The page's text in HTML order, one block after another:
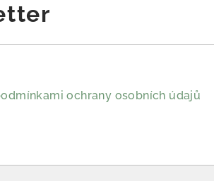
ochrany osobních údajů